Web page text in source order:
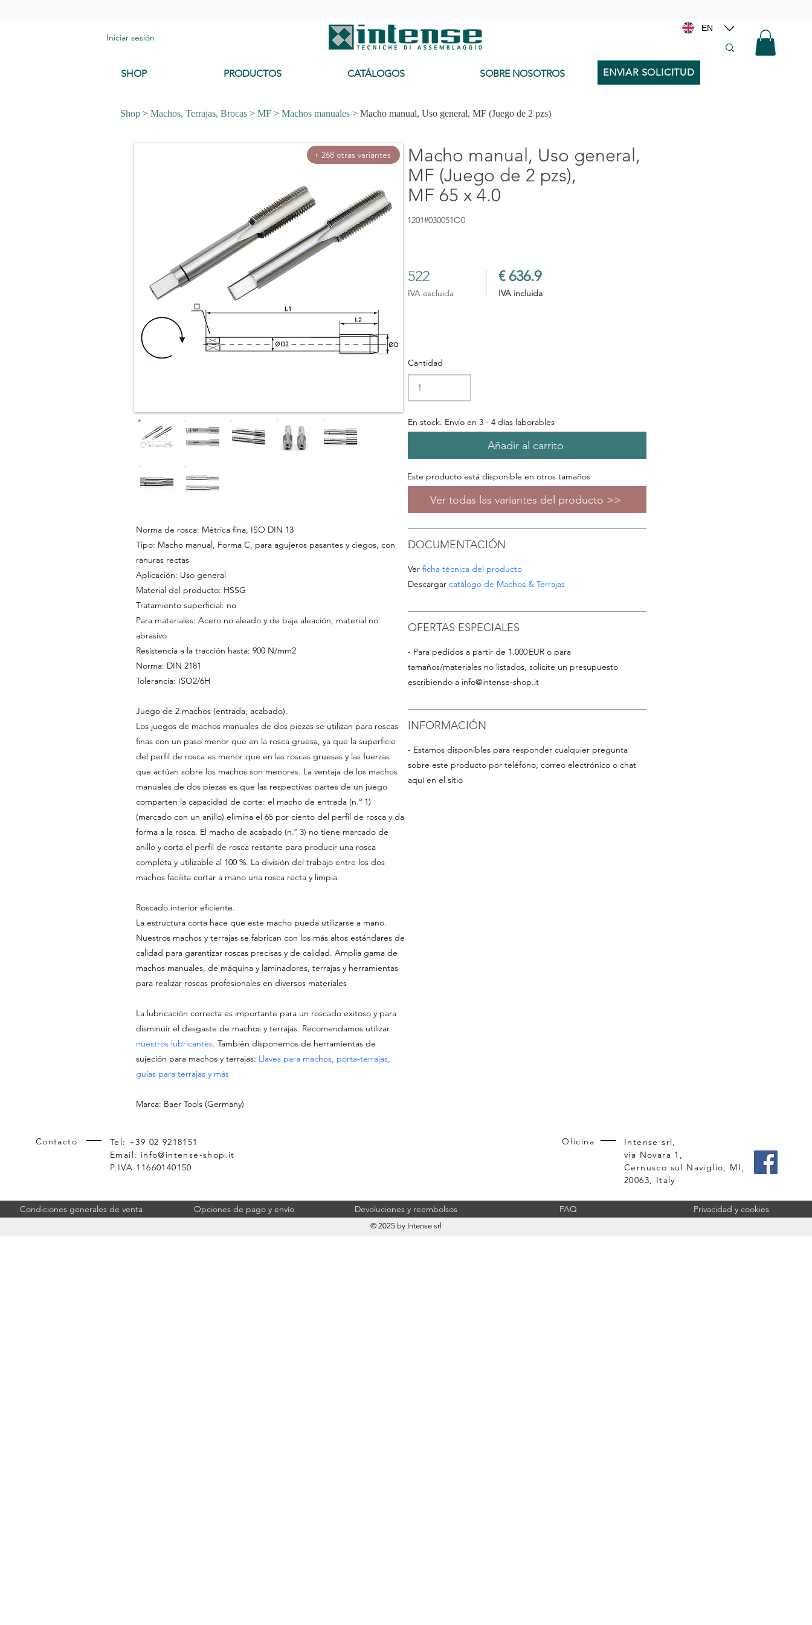
Iniciar sesión
EN
SHOP PRODUCTOS CATÁLOGOS SOBRE NOSOTROS ENVIAR SOLICITUD
Shop > Machos, Terrajas, Brocas > MF > Machos manuales > Macho manual, Uso general, MF (Juego de 2 pzs)
+ 268 otras variantes
Norma de rosca: Métrica fina, ISO DIN 13
Tipo: Macho manual, Forma C, para agujeros pasantes y ciegos, con
ranuras rectas
Aplicación: Uso general
Material del producto: HSSG
Tratamiento superficial: no
Para materiales: Acero no aleado y de baja aleación, material no
abrasivo
Resistencia a la tracción hasta: 900 N/mm2
Norma: DIN 2181
Tolerancia: ISO2/6H
Juego de 2 machos (entrada, acabado).
Los juegos de machos manuales de dos piezas se utilizan para roscas
finas con un paso menor que en la rosca gruesa, ya que la superficie
del perfil de rosca es menor que en las roscas gruesas y las fuerzas
que actúan sobre los machos son menores. La ventaja de los machos
manuales de dos piezas es que las respectivas partes de un juego
comparten la capacidad de corte: el macho de entrada (n.º 1)
(marcado con un anillo) elimina el 65 por ciento del perfil de rosca y da
forma a la rosca. El macho de acabado (n.º 3) no tiene marcado de
anillo y corta el perfil de rosca restante para producir una rosca
completa y utilizable al 100 %. La división del trabajo entre los dos
machos facilita cortar a mano una rosca recta y limpia.
Roscado interior eficiente.
La estructura corta hace que este macho pueda utilizarse a mano.
Nuestros machos y terrajas se fabrican con los más altos estándares de
calidad para garantizar roscas precisas y de calidad. Amplia gama de
machos manuales, de máquina y laminadores, terrajas y herramientas
para realizar roscas profesionales en diversos materiales
La lubricación correcta es importante para un roscado exitoso y para
disminuir el desgaste de machos y terrajas. Recomendamos utilizar
nuestros lubricantes. También disponemos de herramientas de
sujeción para machos y terrajas: Llaves para machos, porta-terrajas,
guías para terrajas y más
Marca: Baer Tools (Germany)
Macho manual, Uso general,
MF (Juego de 2 pzs),
MF 65 x 4.0
1201#030051O0
522 € 636.9
IVA escluida IVA incluida
Cantidad
En stock. Envío en 3 - 4 días laborables
Añadir al carrito
Este producto está disponible en otros tamaños
Ver todas las variantes del producto >>
DOCUMENTACIÓN
Ver ficha técnica del producto
Descargar catálogo de Machos & Terrajas
OFERTAS ESPECIALES
- Para pedidos a partir de 1.000 EUR o para
tamaños/materiales no listados, solicite un presupuesto
escribiendo a info@intense-shop.it
INFORMACIÓN
- Estamos disponibles para responder cualquier pregunta
sobre este producto por teléfono, correo electrónico o chat
aquí en el sitio
Contacto
Tel: +39 02 9218151
Email: info@intense-shop.it
P.IVA 11660140150
Oficina
Intense srl,
via Novara 1,
Cernusco sul Naviglio, MI,
20063, Italy
Condiciones generales de venta Opciones de pago y envío Devoluciones y reembolsos FAQ Privacidad y cookies
© 2025 by Intense srl